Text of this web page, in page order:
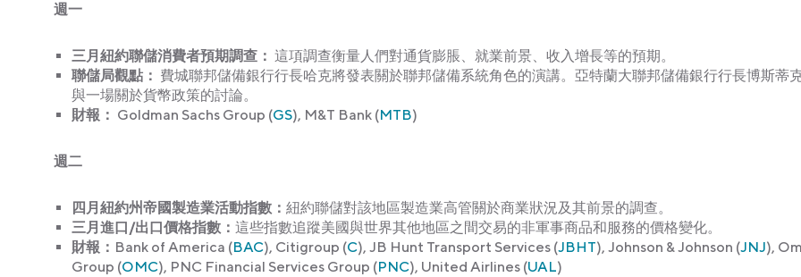
週一
三月紐約聯儲消費者預期調查： 這項調查衡量人們對通貨膨脹、就業前景、收入增長等的預期。
聯儲局觀點 ： 費城聯邦儲備銀行行長哈克將發表關於聯邦儲備系統角色的演講。亞特蘭大聯邦儲備銀行行長博斯蒂
與一場關於貨幣政策的討論。
財報： Goldman Sachs Group (GS), M&T Bank (MTB)
週二
四月紐約州帝國製造業活動指數： 紐約聯儲對該地區製造業高管關於商業狀況及其前景的調查。
三月進口/出口價格指數： 這些指數追蹤美國與世界其他地區之間交易的非軍事商品和服務的價格變化。
財報： Bank of America (BAC), Citigroup (C), JB Hunt Transport Services (JBHT), Johnson & Johnson (JNJ),
Group (OMC), PNC Financial Services Group (PNC), United Airlines (UAL)